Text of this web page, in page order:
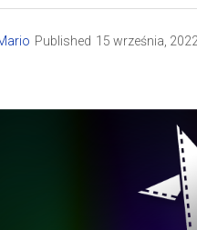
Published 15 września, 2022